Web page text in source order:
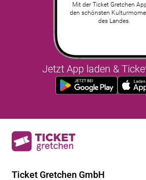
Mit der Ticket Gretchen
den schönsten
des Landes.
Jetzt App laden &
Ticket Gretchen GmbH